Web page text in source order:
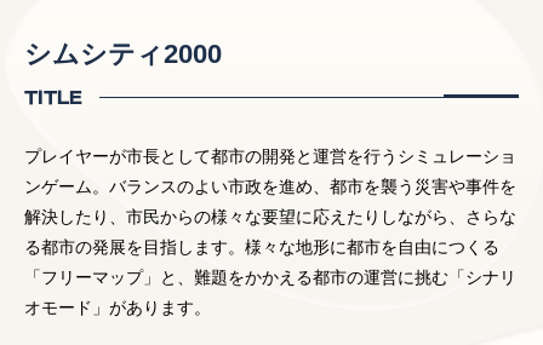
シムシティ2000
TITLE
プレイヤーが市長として都市の開発と運営を行うシミュレーショ
ンゲーム。バランスのよい市政を進め、都市を襲う災害や事件を
解決したり、市民からの様々な要望に応えたりしながら、さらな
る都市の発展を目指します。様々な地形に都市を自由につくる
「フリーマップ」と、難題をかかえる都市の運営に挑む「シナリ
オモード」があります。